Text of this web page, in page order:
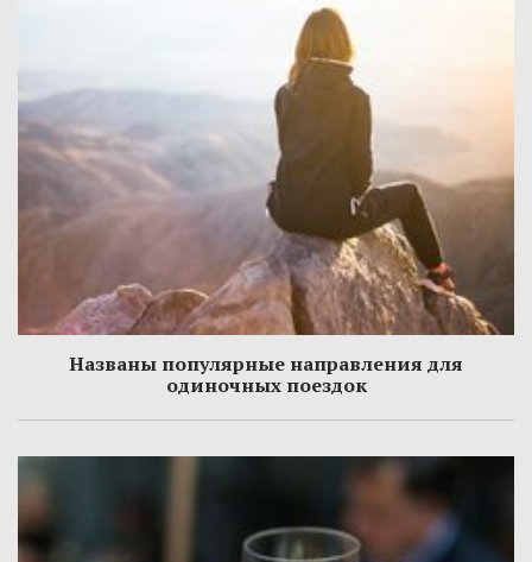
Названы популярные направления для
одиночных поездок